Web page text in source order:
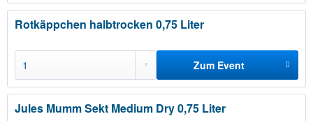
hinzufügen
Rotkäppchen halbtrocken 0,75 Liter
Zum Event
hinzufügen
Jules Mumm Sekt Medium Dry 0,75 Liter